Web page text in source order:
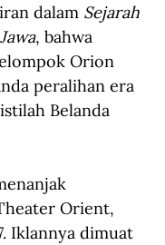
dalam Sejarah
, bahwa
Orion
peralihan era
Belanda
Orient,
Iklannya dimuat